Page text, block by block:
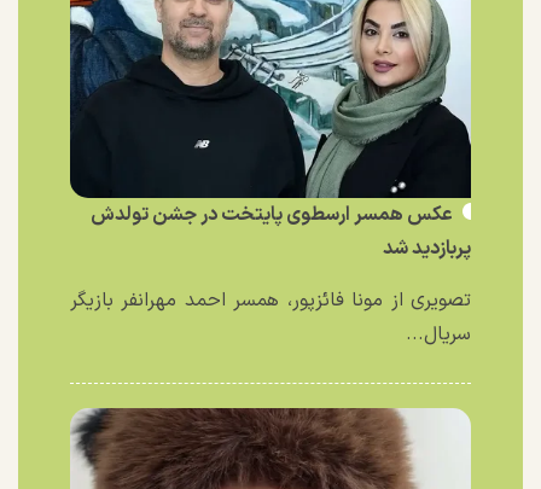
عکس همسر ارسطوی پایتخت در جشن تولدش
پربازدید شد
تصویری از مونا فائزپور، همسر احمد مهرانفر بازیگر
سریال...